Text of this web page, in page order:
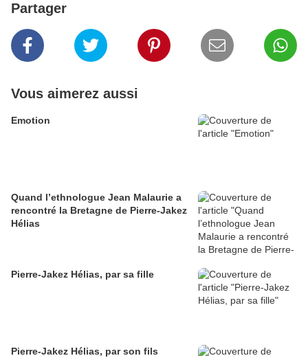
Partager
Vous aimerez aussi
Emotion
Quand l’ethnologue Jean Malaurie a
rencontré la Bretagne de Pierre-Jakez
Hélias
Pierre-Jakez Hélias, par sa fille
Pierre-Jakez Hélias, par son fils